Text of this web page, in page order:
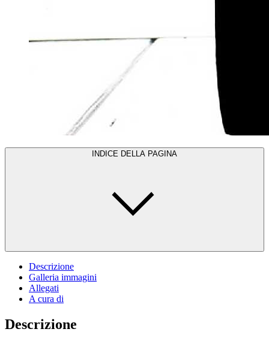
INDICE DELLA PAGINA
Descrizione
Galleria immagini
Allegati
A cura di
Descrizione